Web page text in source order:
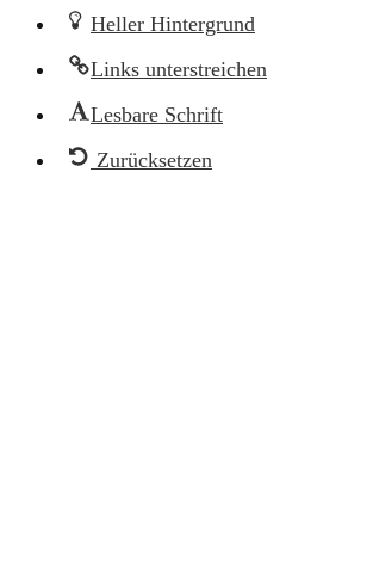
Heller Hintergrund
Links unterstreichen
Lesbare Schrift
Zurücksetzen